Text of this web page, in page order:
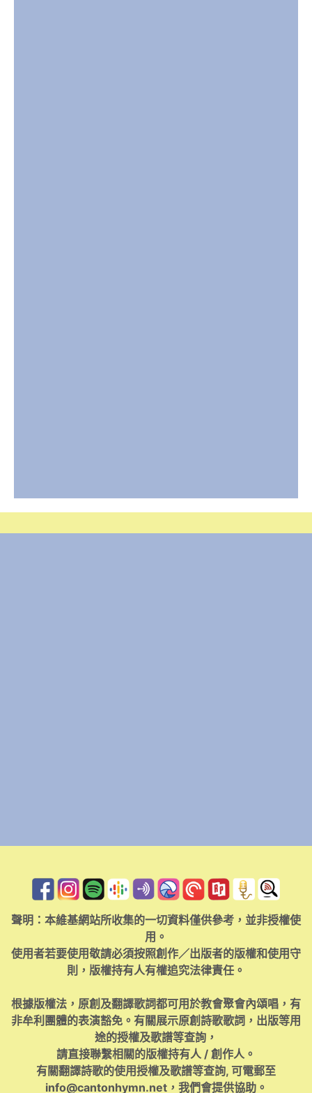
聲明：本維基網站所收集的一切資料僅供參考，並非授權使
用。
使用者若要使用敬請必須按照創作／出版者的版權和使用守
則，版權持有人有權追究法律責任。
根據版權法，原創及翻譯歌詞都可用於教會聚會內頌唱，有
非牟利團體的表演豁免。有關展示原創詩歌歌詞，出版等用
途的授權及歌譜等查詢，
請直接聯繫相關的版權持有人 / 創作人。
有關翻譯詩歌的使用授權及歌譜等查詢, 可電郵至
info@cantonhymn.net，我們會提供協助。